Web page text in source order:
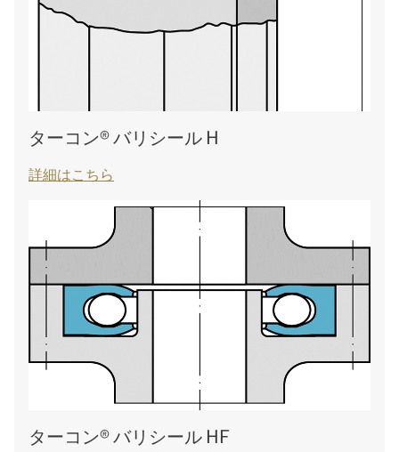
ターコン® バリシール H
詳細はこちら
ターコン® バリシール HF